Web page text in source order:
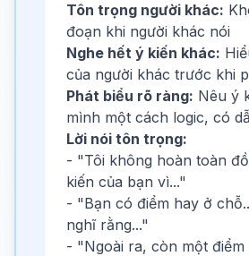
Tôn trọng người khác:
đoạn khi người khác nói
Nghe hết ý kiến khác:
của người khác trước khi
Phát biểu rõ ràng: Nêu ý
mình một cách logic, có
Lời nói tôn trọng:
- "Tôi không hoàn toàn
kiến của bạn vì..."
- "Bạn có điểm hay ở
nghĩ rằng..."
- "Ngoài ra, còn một điểm